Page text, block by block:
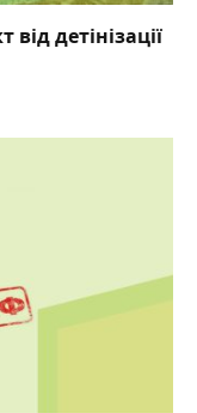
детінізації